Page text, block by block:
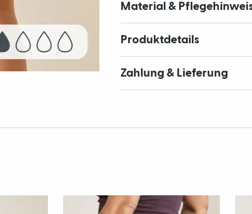
Material &
Produktdetails
Zahlung & Lieferung